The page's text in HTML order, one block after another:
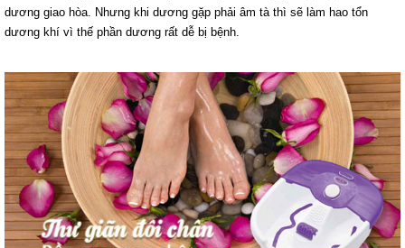
dương giao hòa. Nhưng khi dương gặp phải âm tà thì sẽ làm hao tổn
dương khí vì thế phần dương rất dễ bị bệnh.